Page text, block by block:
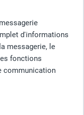
d'informations
messagerie, le
fonctions
communication